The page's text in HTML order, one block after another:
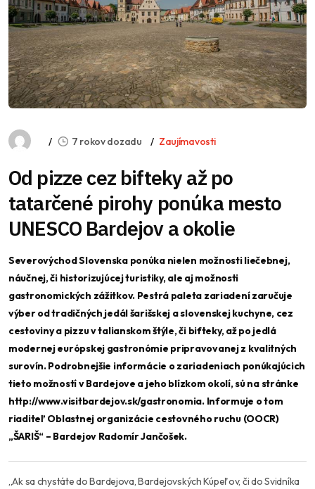
7 rokov dozadu Zaujímavosti
Od pizze cez bifteky až po
tatarčené pirohy ponúka mesto
UNESCO Bardejov a okolie
Severovýchod Slovenska ponúka nielen možnosti liečebnej,
náučnej, či historizujúcej turistiky, ale aj možnosti
gastronomických zážitkov. Pestrá paleta zariadení zaručuje
výber od tradičných jedál šarišskej a slovenskej kuchyne, cez
cestoviny a pizzu v talianskom štýle, či bifteky, až po jedlá
modernej európskej gastronómie pripravovanej z kvalitných
surovín. Podrobnejšie informácie o zariadeniach ponúkajúcich
tieto možností v Bardejove a jeho blízkom okolí, sú na stránke
http://www.visitbardejov.sk/gastronomia. Informuje o tom
riaditeľ Oblastnej organizácie cestovného ruchu (OOCR)
„ŠARIŠ“ – Bardejov Radomír Jančošek.
,,Ak sa chystáte do Bardejova, Bardejovských Kúpeľov, či do Svidníka